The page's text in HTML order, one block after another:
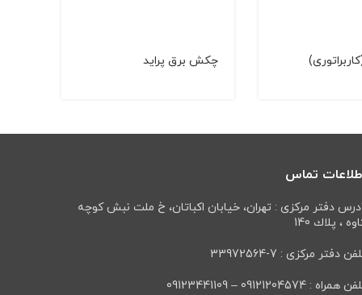
چکش برق پراید
تماس
دفتر مرکزی : تهران، خيابان اكباتان، خ ملت نبش كوچه
، پلاك 140
دفتر مرکزی : 7-33972564
همراه : 09121204574 – 09123441109